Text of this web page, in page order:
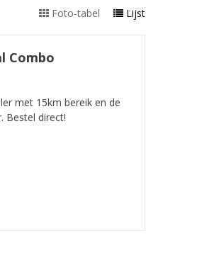
Foto-tabel Lijst
Combo
met 15km bereik en de
Bestel direct!